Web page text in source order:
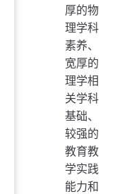
厚的物
理学科
素养、
宽厚的
理学相
关学科
基础、
较强的
教育教
学实践
能力和